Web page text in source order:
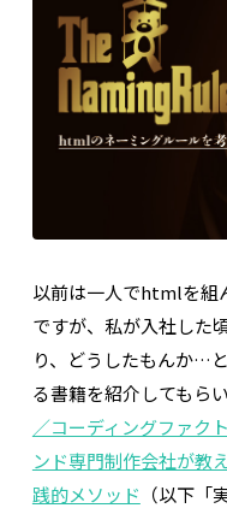
以前は一人でhtmlを組
ですが、私が入社した
り、どうしたもんか…
る書籍を紹介してもら
／コーディングファク
ンド専門制作会社が教
践的メソッド （以下